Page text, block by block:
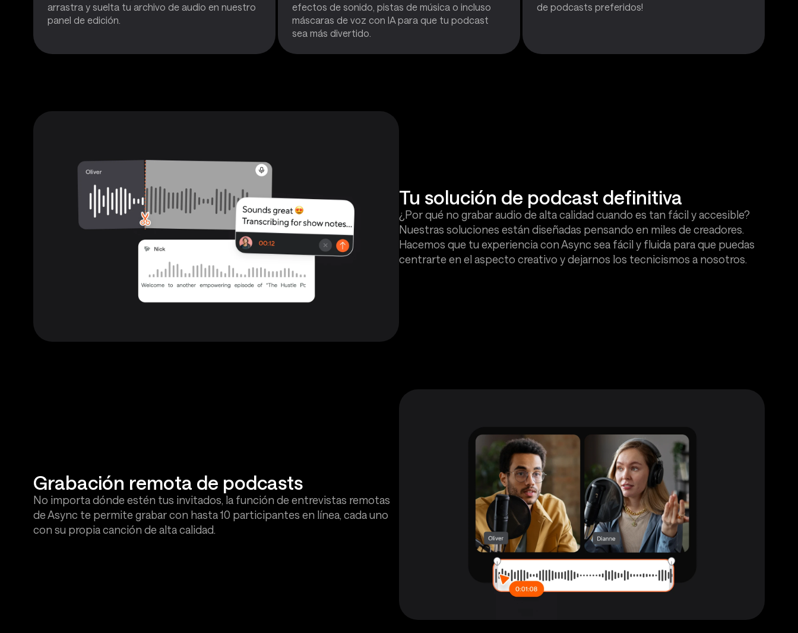
arrastra y suelta tu archivo de audio en nuestro
panel de edición.
efectos de sonido, pistas de música o incluso
máscaras de voz con IA para que tu podcast
sea más divertido.
de podcasts preferidos!
Tu solución de podcast definitiva
¿Por qué no grabar audio de alta calidad cuando es tan fácil y accesible?
Nuestras soluciones están diseñadas pensando en miles de creadores.
Hacemos que tu experiencia con Async sea fácil y fluida para que puedas
centrarte en el aspecto creativo y dejarnos los tecnicismos a nosotros.
Grabación remota de podcasts
No importa dónde estén tus invitados, la función de entrevistas remotas
de Async te permite grabar con hasta 10 participantes en línea, cada uno
con su propia canción de alta calidad.